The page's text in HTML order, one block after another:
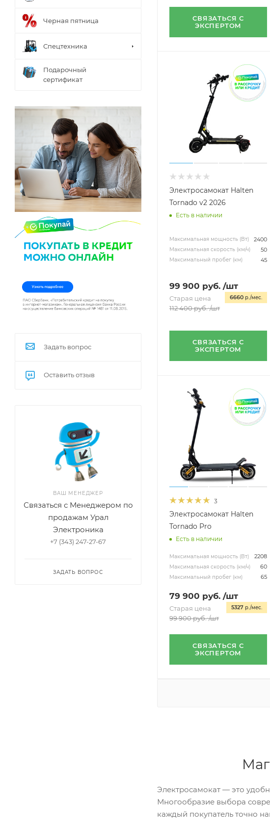
СВЯЗАТЬСЯ С
ЭКСПЕРТОМ
Электросамокат Halten
Tornado v2 2026
Есть в наличии
Максимальная мощность (Вт) 2400
Максимальная скорость (км/ч) 50
Максимальный пробег (км) 45
99 900 руб. /шт
6660 р./мес.
Старая цена
112 400руб. /шт
СВЯЗАТЬСЯ С
ЭКСПЕРТОМ
3
Электросамокат Halten
Tornado Pro
Есть в наличии
Максимальная мощность (Вт) 2208
Максимальная скорость (км/ч) 60
Максимальный пробег (км) 65
79 900 руб. /шт
5327 р./мес.
Старая цена
99 900руб. /шт
СВЯЗАТЬСЯ С
ЭКСПЕРТОМ
Электросамокат — это
Многообразие выбора
каждый покупатель точно
Черная пятница
Спецтехника
Подарочный
сертификат
Задать вопрос
Оставить отзыв
ВАШ МЕНЕДЖЕР
Связаться с Менеджером по
продажам Урал
Электроника
+7 (343) 247-27-67
ЗАДАТЬ ВОПРОС